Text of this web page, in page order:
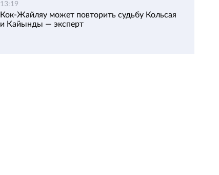
13:19
Кок-Жайляу может повторить судьбу Кольсая
и Кайынды — эксперт